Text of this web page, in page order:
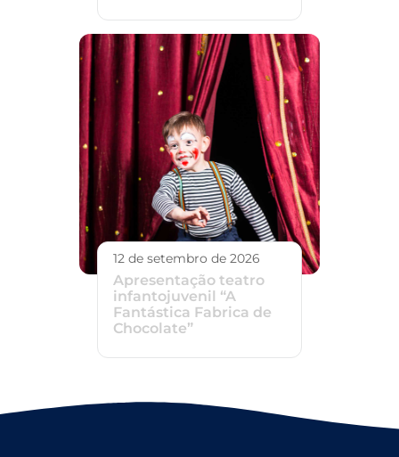
12 de setembro de 2026
Apresentação teatro
infantojuvenil “A
Fantástica Fabrica de
Chocolate”